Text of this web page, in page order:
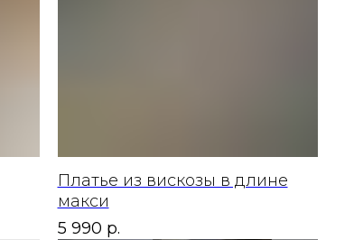
Платье из вискозы в длине
макси
5 990 р.